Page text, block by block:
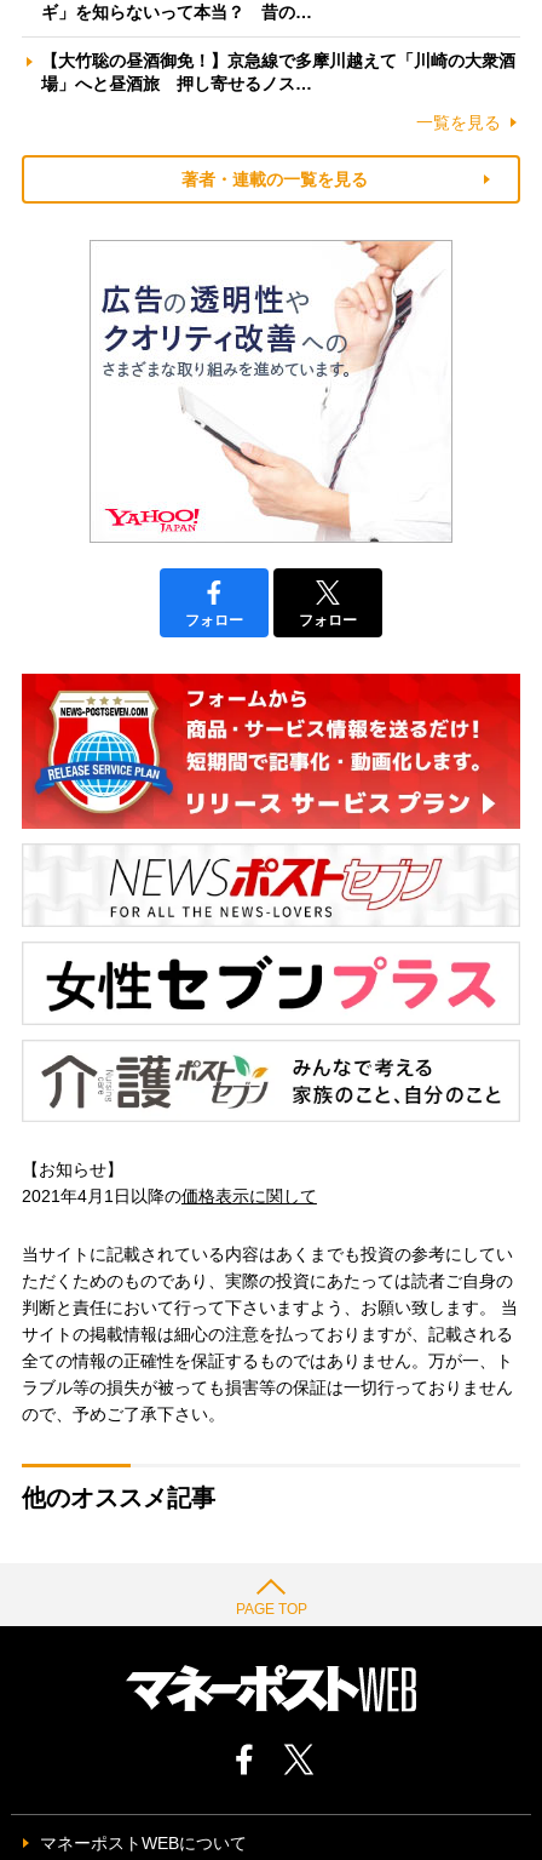
ギ」を知らないって本当？ 昔の…
【大竹聡の昼酒御免！】京急線で多摩川越えて「川崎の大衆酒
場」へと昼酒旅 押し寄せるノス…
一覧を見る
著者・連載の一覧を見る
フォロー フォロー
【お知らせ】
2021年4月1日以降の価格表示に関して
当サイトに記載されている内容はあくまでも投資の参考にしてい
ただくためのものであり、実際の投資にあたっては読者ご自身の
判断と責任において行って下さいますよう、お願い致します。 当
サイトの掲載情報は細心の注意を払っておりますが、記載される
全ての情報の正確性を保証するものではありません。万が一、ト
ラブル等の損失が被っても損害等の保証は一切行っておりません
ので、予めご了承下さい。
他のオススメ記事
PAGE TOP
マネーポストWEBについて